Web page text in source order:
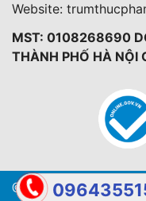
Website:
MST: 0108268690
THÀNH PHỐ HÀ NỘI
@ Copyright 2024: Bản